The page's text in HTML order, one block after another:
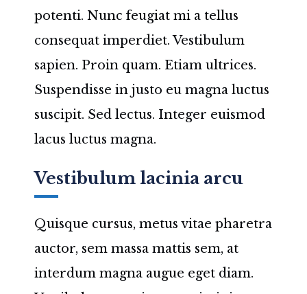
potenti. Nunc feugiat mi a tellus
consequat imperdiet. Vestibulum
sapien. Proin quam. Etiam ultrices.
Suspendisse in justo eu magna luctus
suscipit. Sed lectus. Integer euismod
lacus luctus magna.
Vestibulum lacinia arcu
Quisque cursus, metus vitae pharetra
auctor, sem massa mattis sem, at
interdum magna augue eget diam.